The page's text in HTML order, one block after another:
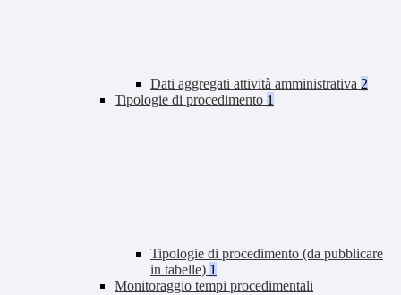
Dati aggregati attività amministrativa 2
Tipologie di procedimento 1
Tipologie di procedimento (da pubblicare
in tabelle) 1
Monitoraggio tempi procedimentali